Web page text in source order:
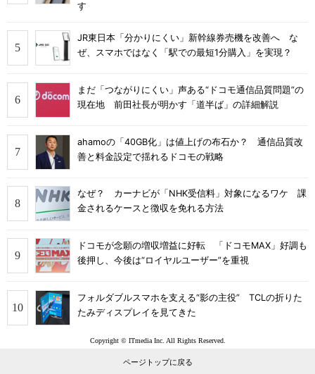
す
JR東日本「分かりにくい」新幹線券売機を改善へ な
ぜ、スマホではなく「駅での最短1分購入」を実現？
まだ「つながりにくい」声ある“ドコモ通信品質問題”の
現在地 前田社長が明かす「道半ば」の詳細解説
ahamoの「40GB化」は値上げの布石か？ 通信品質改
善と料金設定で揺れるドコモの戦略
なぜ？ カーナビが「NHK受信料」対象になるワケ 課
金されるケースと徴収を免れる方法
ドコモが念願の増収増益に好転 「ドコモMAX」好調も
後押し、今後は“ロイヤルユーザー”を重視
フォルダブルスマホを支える“影の主役” TCLの折りた
たみディスプレイを見てきた
Copyright © ITmedia Inc. All Rights Reserved.
ページトップに戻る